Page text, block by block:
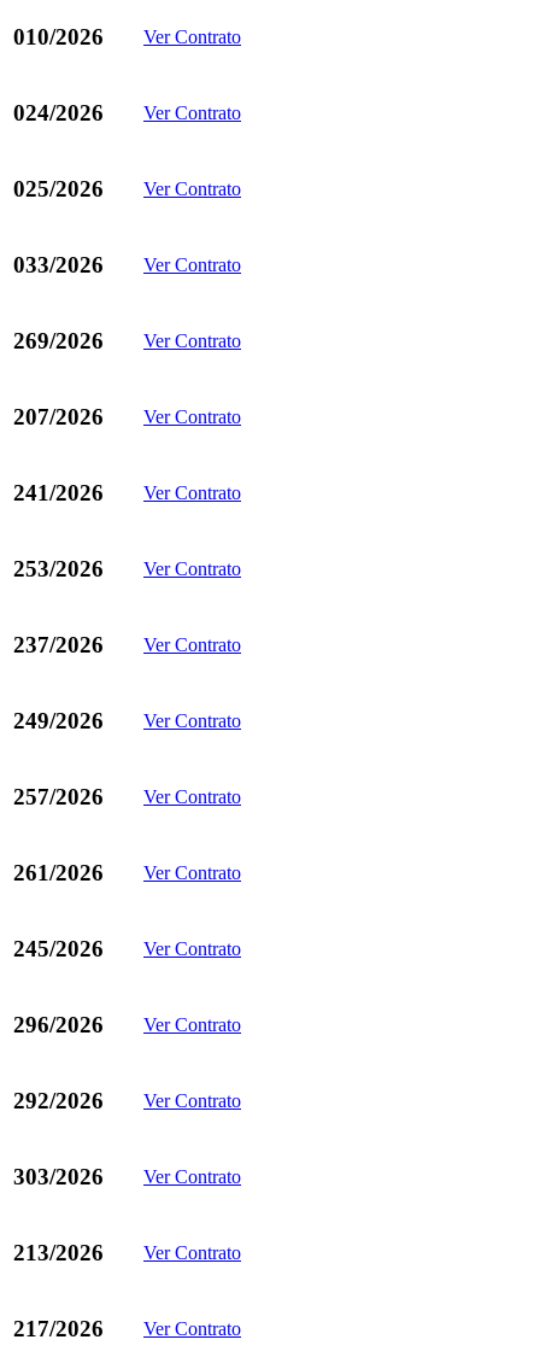
010/2026 Ver Contrato
024/2026 Ver Contrato
025/2026 Ver Contrato
033/2026 Ver Contrato
269/2026 Ver Contrato
207/2026 Ver Contrato
241/2026 Ver Contrato
253/2026 Ver Contrato
237/2026 Ver Contrato
249/2026 Ver Contrato
257/2026 Ver Contrato
261/2026 Ver Contrato
245/2026 Ver Contrato
296/2026 Ver Contrato
292/2026 Ver Contrato
303/2026 Ver Contrato
213/2026 Ver Contrato
217/2026 Ver Contrato